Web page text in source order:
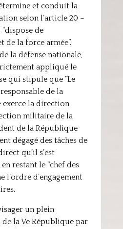
et conduit la
selon l’article 20 –
de
de la force armée”.
la défense nationale,
appliqué le
qui stipule que “Le
de la
exerce la direction
militaire de la
de la République
dégagé des tâches de
qu’il s’est
restant le “chef des
l’ordre d’engagement
un plein
la Ve République par